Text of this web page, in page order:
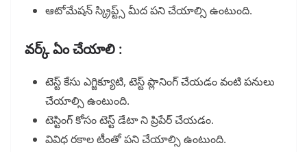
ఆటోమేషన్ స్క్రిప్ట్స్ మీద పని చేయాల్సి ఉంటుంది.
వర్క్ ఏం చేయాలి :
టెస్ట్ కేసు ఎగ్జిక్యూటి, టెస్ట్ ప్లానింగ్ చేయడం వంటి పనులు
చేయాల్సి ఉంటుంది.
టెస్టింగ్ కోసం టెస్ట్ డేటా ని ప్రిపేర్ చేయడం.
వివిధ రకాల టీంతో పని చేయాల్సి ఉంటుంది.